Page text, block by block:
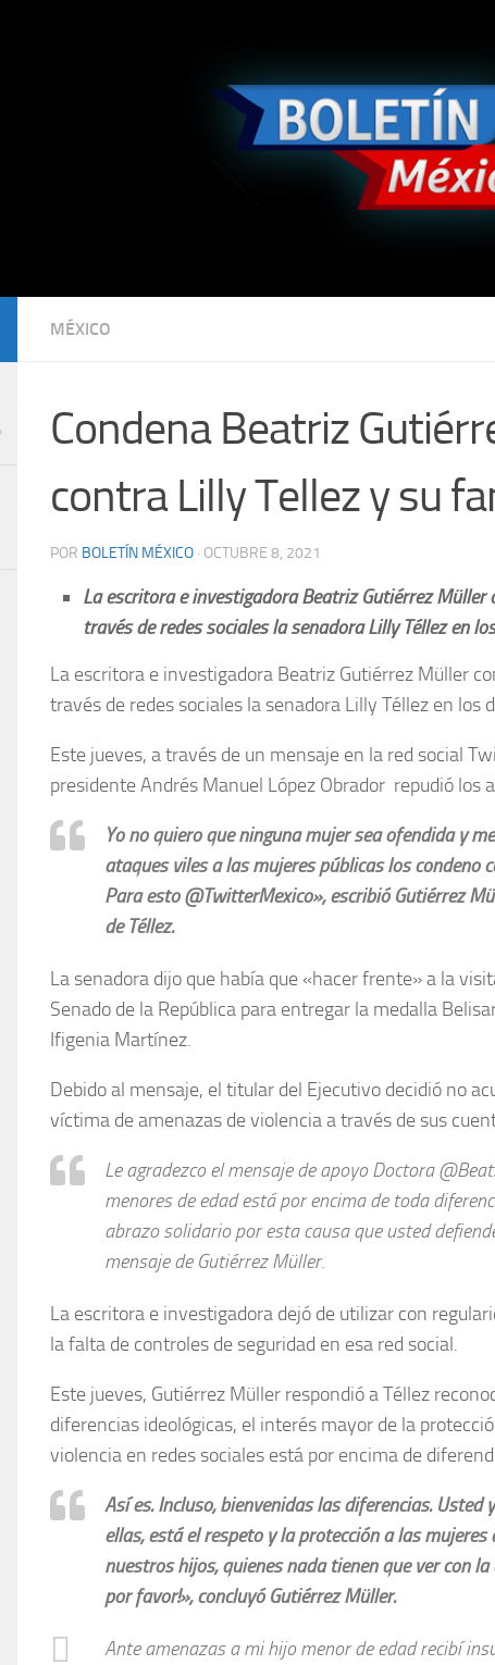
MÉXICO
Condena Beatriz
contra Lilly Tellez y su
POR BOLETÍN MÉXICO · OCTUBRE 8, 2021
La escritora e investigadora Beatriz Gutiérrez
través de redes sociales la senadora Lilly Téllez en
La escritora e investigadora Beatriz Gutiérrez Müller
través de redes sociales la senadora Lilly Téllez en los
Este jueves, a través de un mensaje en la red social
presidente Andrés Manuel López Obrador repudió los
Yo no quiero que ninguna mujer sea ofendida y
ataques viles a las mujeres públicas los condeno
Para esto @TwitterMexico», escribió Gutiérrez
de Téllez.
La senadora dijo que había que «hacer frente» a la
Senado de la República para entregar la medalla
Ifigenia Martínez.
Debido al mensaje, el titular del Ejecutivo decidió no
víctima de amenazas de violencia a través de sus
Le agradezco el mensaje de apoyo Doctora
menores de edad está por encima de toda
abrazo solidario por esta causa que usted
mensaje de Gutiérrez Müller.
La escritora e investigadora dejó de utilizar con
la falta de controles de seguridad en esa red social.
Este jueves, Gutiérrez Müller respondió a Téllez
diferencias ideológicas, el interés mayor de la
violencia en redes sociales está por encima de
Así es. Incluso, bienvenidas las diferencias. Usted
ellas, está el respeto y la protección a las
nuestros hijos, quienes nada tienen que ver con
por favor!», concluyó Gutiérrez Müller.
Ante amenazas a mi hijo menor de edad recibí